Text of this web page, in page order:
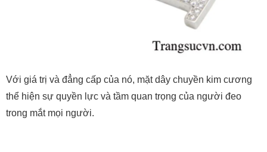
Với giá trị và đẳng cấp của nó, mặt dây chuyền kim cương
thể hiện sự quyền lực và tầm quan trọng của người đeo
trong mắt mọi người.